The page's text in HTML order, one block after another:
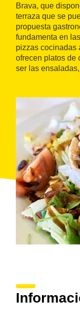
Brava, que
terraza que se
propuesta
fundamenta en
pizzas cocinadas
ofrecen platos de
ser las